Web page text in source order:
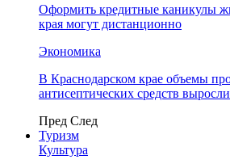
Оформить кредитные каникулы
края могут дистанционно
Экономика
В Краснодарском крае объемы
антисептических средств
Пред След
Туризм
Культура